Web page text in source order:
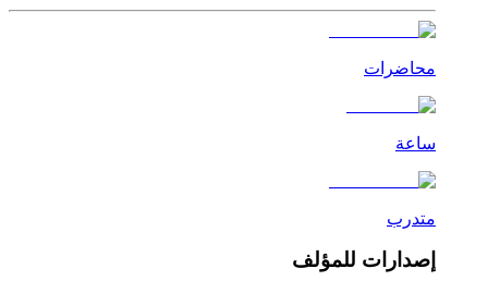
محاضرات
ساعة
متدرب
إصدارات للمؤلف